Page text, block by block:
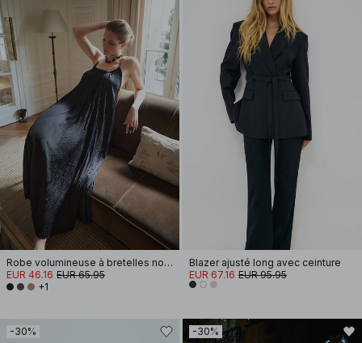
Robe volumineuse à bretelles nouées
EUR 46.16 EUR 65.95
+1
Blazer ajusté long avec ceinture
EUR 67.16 EUR 95.95
-30% -30%